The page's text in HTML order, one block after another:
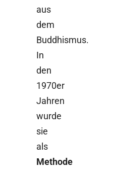
aus
dem
Buddhismus.
In
den
1970er
Jahren
wurde
sie
als
Methode